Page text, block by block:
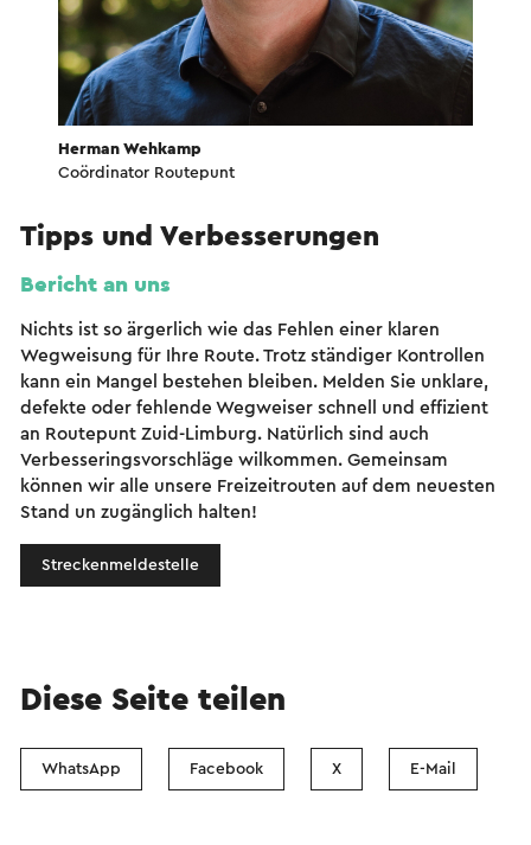
Herman Wehkamp
Coördinator Routepunt
Tipps und Verbesserungen
Bericht an uns
Nichts ist so ärgerlich wie das Fehlen einer klaren
Wegweisung für Ihre Route. Trotz ständiger Kontrollen
kann ein Mangel bestehen bleiben. Melden Sie unklare,
defekte oder fehlende Wegweiser schnell und effizient
an Routepunt Zuid-Limburg. Natürlich sind auch
Verbesseringsvorschläge wilkommen. Gemeinsam
können wir alle unsere Freizeitrouten auf dem neuesten
Stand un zugänglich halten!
Streckenmeldestelle
Diese Seite teilen
WhatsApp Facebook X E-Mail